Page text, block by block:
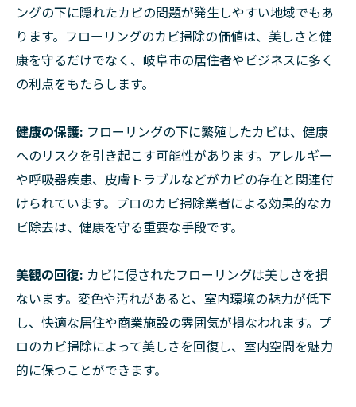
ングの下に隠れたカビの問題が発生しやすい地域でもあ
ります。フローリングのカビ掃除の価値は、美しさと健
康を守るだけでなく、岐阜市の居住者やビジネスに多く
の利点をもたらします。
健康の保護: フローリングの下に繁殖したカビは、健康
へのリスクを引き起こす可能性があります。アレルギー
や呼吸器疾患、皮膚トラブルなどがカビの存在と関連付
けられています。プロのカビ掃除業者による効果的なカ
ビ除去は、健康を守る重要な手段です。
美観の回復: カビに侵されたフローリングは美しさを損
ないます。変色や汚れがあると、室内環境の魅力が低下
し、快適な居住や商業施設の雰囲気が損なわれます。プ
ロのカビ掃除によって美しさを回復し、室内空間を魅力
的に保つことができます。